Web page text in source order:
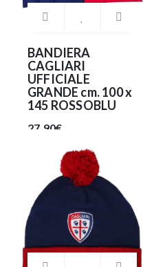
BANDIERA
CAGLIARI
UFFICIALE
GRANDE cm. 100 x
145 ROSSOBLU
27.90€